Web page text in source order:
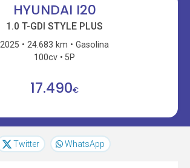
HYUNDAI I20
1.0 T-GDI STYLE PLUS
2025 24.683 km
Gasolina
100cv
5P
17.490€
Twitter WhatsApp